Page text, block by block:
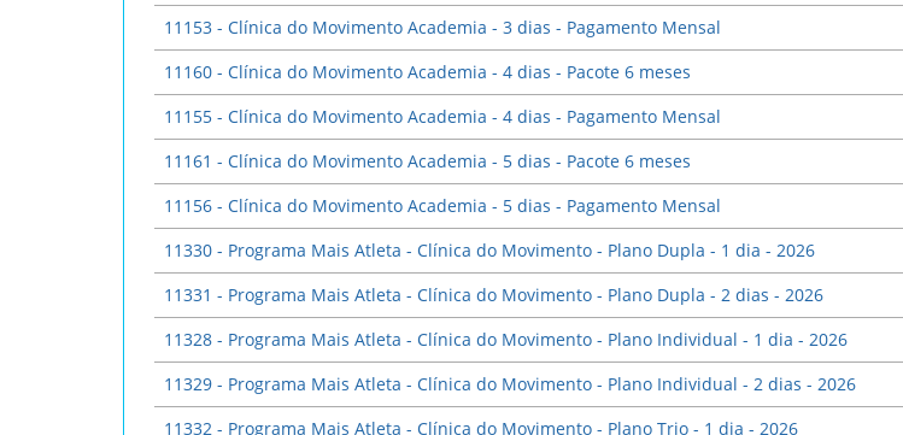
11153 - Clínica do Movimento Academia - 3 dias - Pagamento Mensal
11160 - Clínica do Movimento Academia - 4 dias - Pacote 6 meses
11155 - Clínica do Movimento Academia - 4 dias - Pagamento Mensal
11161 - Clínica do Movimento Academia - 5 dias - Pacote 6 meses
11156 - Clínica do Movimento Academia - 5 dias - Pagamento Mensal
11330 - Programa Mais Atleta - Clínica do Movimento - Plano Dupla - 1 dia - 2026
11331 - Programa Mais Atleta - Clínica do Movimento - Plano Dupla - 2 dias - 2026
11328 - Programa Mais Atleta - Clínica do Movimento - Plano Individual - 1 dia - 2026
11329 - Programa Mais Atleta - Clínica do Movimento - Plano Individual - 2 dias - 2026
11332 - Programa Mais Atleta - Clínica do Movimento - Plano Trio - 1 dia - 2026